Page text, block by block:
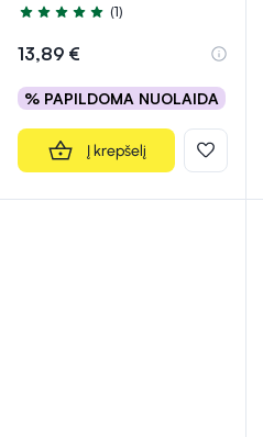
Įvertinimas 5.0 iš 5
(1)
13,89 €
% PAPILDOMA NUOLAIDA
Į krepšelį